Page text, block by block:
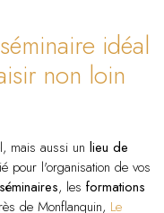
idéal
non loin
mais aussi un lieu de
pour l'organisation de vos
séminaires, les formations
de Monflanquin, Le